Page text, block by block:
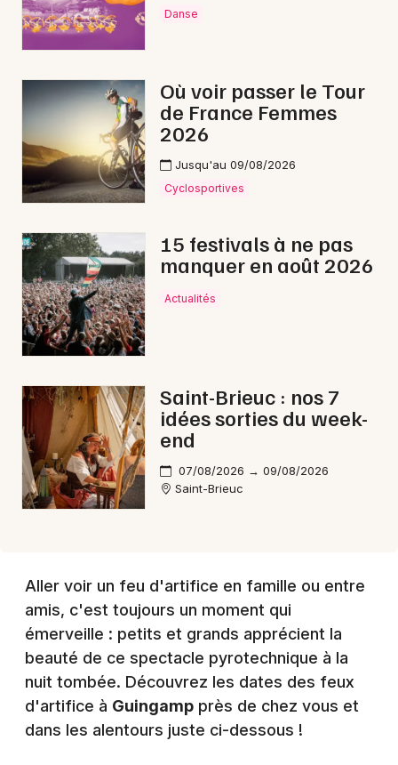
Artistes en tournée
Actus à Guingamp
Magazine à Guingamp
22 - Côtes d'Armor
Choisir mes départements
Mon email
Je m'abonne
Danse
Où voir passer le Tour
de France Femmes
2026
Jusqu'au 09/08/2026
Cyclosportives
15 festivals à ne pas
manquer en août 2026
Actualités
Saint-Brieuc : nos 7
idées sorties du week-
end
07/08/2026 → 09/08/2026
Saint-Brieuc
Aller voir un feu d'artifice en famille ou entre
amis, c'est toujours un moment qui
émerveille : petits et grands apprécient la
beauté de ce spectacle pyrotechnique à la
nuit tombée. Découvrez les dates des feux
d'artifice à Guingamp près de chez vous et
dans les alentours juste ci-dessous !